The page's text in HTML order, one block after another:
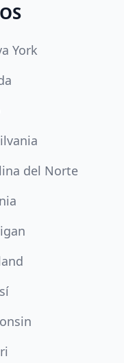
York
del Norte